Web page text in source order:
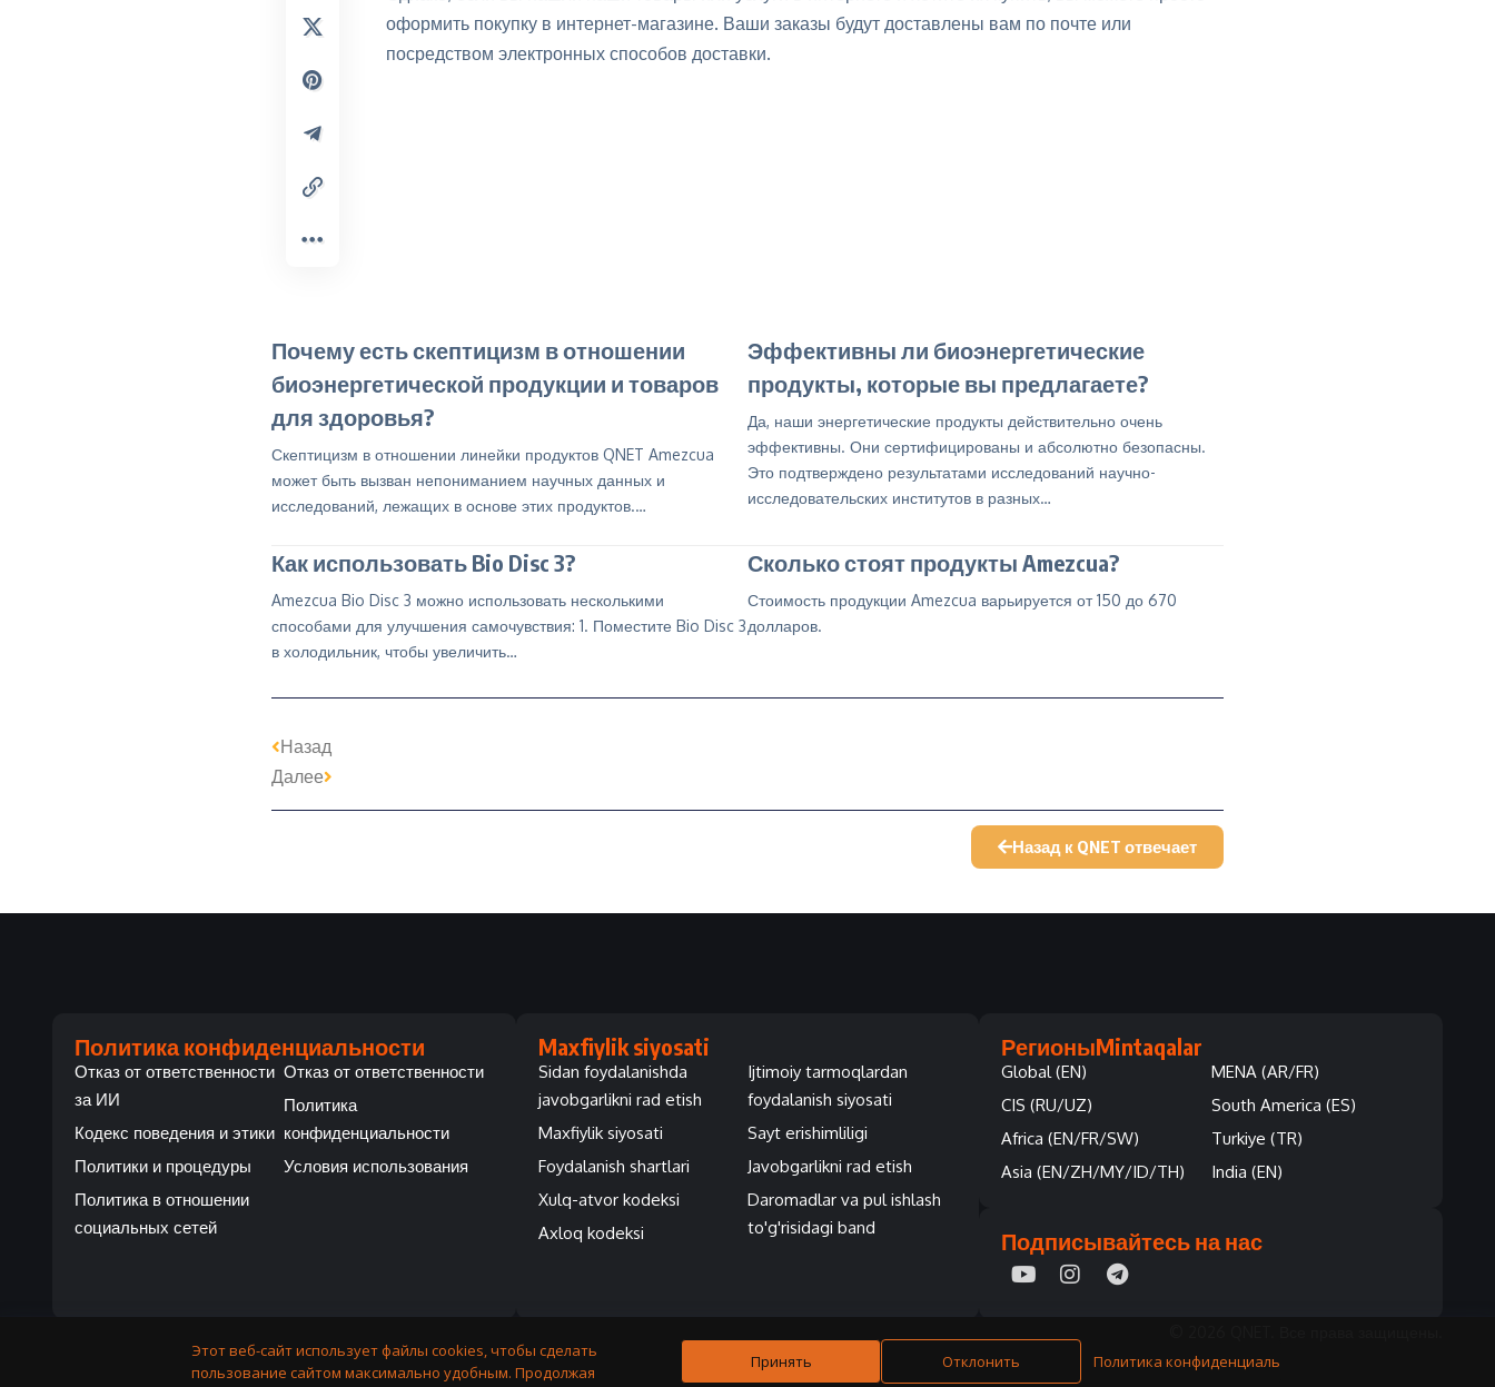
оформить покупку в интернет-магазине. Ваши заказы будут доставлены вам по почте или
посредством электронных способов доставки.
Почему есть скептицизм в отношении
биоэнергетической продукции и товаров
для здоровья?
Скептицизм в отношении линейки продуктов QNET Amezcua
может быть вызван непониманием научных данных и
исследований, лежащих в основе этих продуктов.…
Эффективны ли биоэнергетические
продукты, которые вы предлагаете?
Да, наши энергетические продукты действительно очень
эффективны. Они сертифицированы и абсолютно безопасны.
Это подтверждено результатами исследований научно-
исследовательских институтов в разных…
Как использовать Bio Disc 3?
Amezcua Bio Disc 3 можно использовать несколькими
способами для улучшения самочувствия: 1. Поместите Bio Disc 3
в холодильник, чтобы увеличить…
Сколько стоят продукты Amezcua?
Стоимость продукции Amezcua варьируется от 150 до 670
долларов.
Назад
Далее
Назад к QNET отвечает
Политика конфиденциальности
Отказ от ответственности
за ИИ
Кодекс поведения и этики
Политики и процедуры
Политика в отношении
социальных сетей
Отказ от ответственности
Политика
конфиденциальности
Условия использования
Maxfiylik siyosati
Sidan foydalanishda
javobgarlikni rad etish
Maxfiylik siyosati
Foydalanish shartlari
Xulq-atvor kodeksi
Axloq kodeksi
Ijtimoiy tarmoqlardan
foydalanish siyosati
Sayt erishimliligi
Javobgarlikni rad etish
Daromadlar va pul ishlash
to'g'risidagi band
РегионыMintaqalar
Global (EN)
CIS (RU/UZ)
Africa (EN/FR/SW)
Asia (EN/ZH/MY/ID/TH)
MENA (AR/FR)
South America (ES)
Turkiye (TR)
India (EN)
Подписывайтесь на нас
Этот веб-сайт использует файлы cookies, чтобы сделать
пользование сайтом максимально удобным. Продолжая
Принять Отклонить Политика конфиденциальности